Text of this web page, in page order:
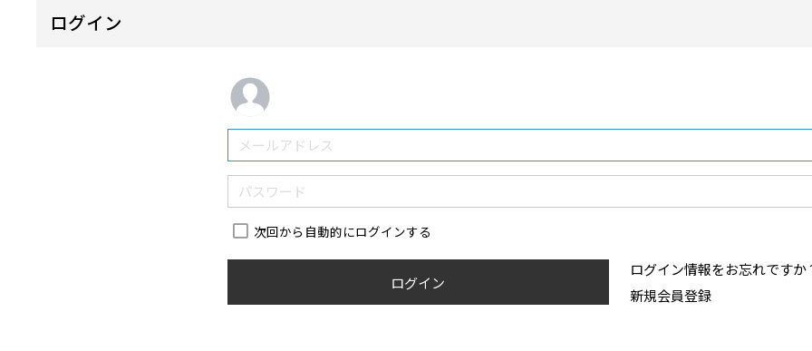
ログイン
次回から自動的にログインする
ログイン
ログイン情報をお忘れですか
新規会員登録